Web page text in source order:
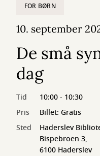
FOR BØRN
10. september
De små
dag
Tid
10:00 - 10:30
Pris
Billet: Gratis
Sted
Haderslev
Bispebroen 3,
6100 Haderslev